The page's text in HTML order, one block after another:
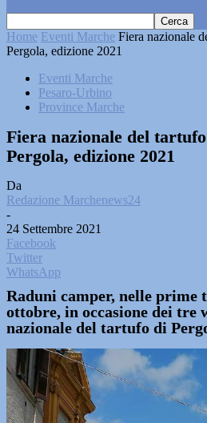
Home Eventi Marche Fiera nazionale
Pergola, edizione 2021
Eventi Marche
Pesaro-Urbino
Province Marche
Fiera nazionale del
Pergola, edizione 2021
Da
Redazione Marchenews24
-
24 Settembre 2021
Facebook
Twitter
WhatsApp
Raduni camper, nelle prime
ottobre, in occasione dei tre
nazionale del tartufo di